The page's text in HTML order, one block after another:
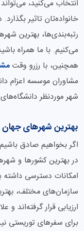
انتخاب می‌کنید،
خانواده‌تان تاثیر
رتبه‌بندی‌ها، بهترین
می‌کنیم. با ما همراه
همچنین، با رزرو وقت
مشاوران موسسه اعزام
شهر موردنظر
بهترین شهرهای جهان
اگر بخواهیم صادق
در بهترین کشورها و
امکانات دسترسی
سازمان‌های مختلف،
ارزیابی قرار گرفته‌اند
برای سفرهای توریستی